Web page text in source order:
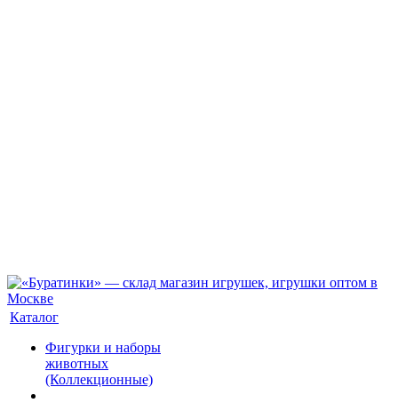
Каталог
Фигурки и наборы
животных
(Коллекционные)